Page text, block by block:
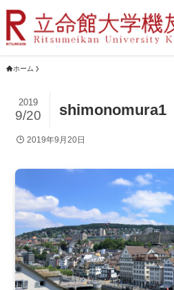
ホーム
shimonomura1
2019
9/20
2019年9月20日